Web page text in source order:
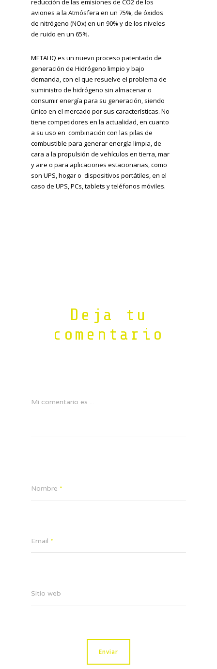
aviones a la Atmósfera en un 75%, de óxidos
de nitrógeno (NOx) en un 90% y de los niveles
de ruido en un 65%.
METALIQ es un nuevo proceso patentado de
generación de Hidrógeno limpio y bajo
demanda, con el que resuelve el problema de
suministro de hidrógeno sin almacenar o
consumir energía para su generación, siendo
único en el mercado por sus características. No
tiene competidores en la actualidad, en cuanto
a su uso en combinación con las pilas de
combustible para generar energía limpia, de
cara a la propulsión de vehículos en tierra, mar
y aire o para aplicaciones estacionarias, como
son UPS, hogar o dispositivos portátiles, en el
caso de UPS, PCs, tablets y teléfonos móviles.
Deja tu
comentario
Mi comentario es ...
Nombre *
Email *
Sitio web